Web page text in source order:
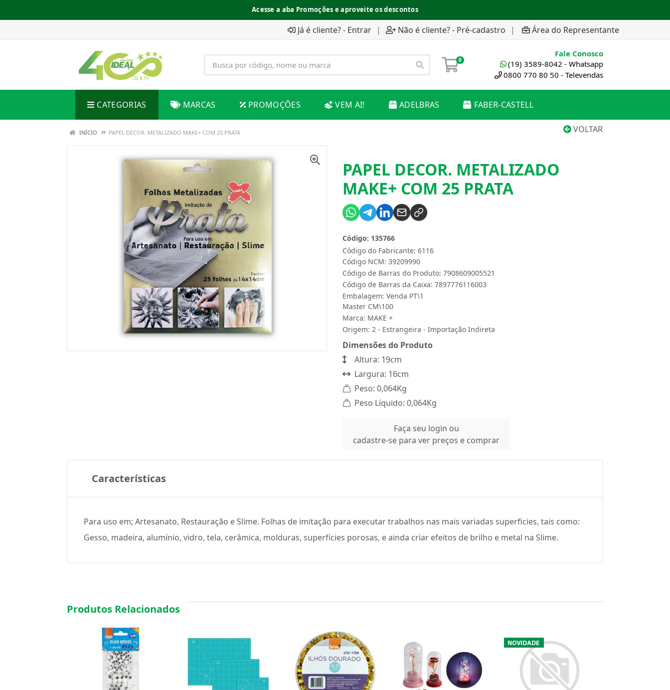
Acesse a aba Promoções e aproveite os descontos
Já é cliente? - Entrar | Não é cliente? - Pré-cadastro | Área do Representante
0
Fale Conosco
(19) 3589-8042 - Whatsapp
0800 770 80 50 - Televendas
CATEGORIAS MARCAS PROMOÇÕES VEM AI! ADELBRAS FABER-CASTELL
VOLTAR
INÍCIO PAPEL DECOR. METALIZADO MAKE+ COM 25 PRATA
PAPEL DECOR. METALIZADO
MAKE+ COM 25 PRATA
Código do Fabricante: 6116
Código: 135766
Código NCM: 39209990
Código de Barras do Produto: 7908609005521
Código de Barras da Caixa: 7897776116003
Embalagem: Venda PT\1
Master CM\100
Marca: MAKE +
Origem: 2 - Estrangeira - Importação Indireta
Dimensões do Produto
Altura: 19cm
Largura: 16cm
Peso: 0,064Kg
Peso Líquido: 0,064Kg
Faça seu login ou
cadastre-se para ver preços e comprar
Características
Para uso em; Artesanato, Restauração e Slime. Folhas de imitação para executar trabalhos nas mais variadas superficies, tais como:
Gesso, madeira, alumínio, vidro, tela, cerâmica, molduras, superfícies porosas, e ainda criar efeitos de brilho e metal na Slime.
Produtos Relacionados